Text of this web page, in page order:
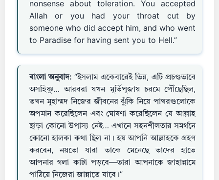
nonsense about toleration. You accepted
Allah or you had your throat cut by
someone who did accept him, and who went
to Paradise for having sent you to Hell.”
বাংলা অনুবাদ: “ইসলাম একেবারেই ভিন্ন, এটি প্রচণ্ডভাবে
অসহিষ্ণু… আরবরা যখন মূর্তিপূজায় চরমে পৌঁছেছিল,
তখন মুহাম্মদ নিজের জীবনের ঝুঁকি নিয়ে পাথরগুলোকে
অপমান করেছিলেন এবং ঘোষণা করেছিলেন যে আল্লাহ
ছাড়া কোনো উপাস্য নেই… এখানে সহনশীলতার সমর্থনে
কোনো হালকা কথা ছিল না। হয় আপনি আল্লাহকে গ্রহণ
করবেন, নয়তো যারা তাকে মেনেছে তাদের হাতে
আপনার গলা কাটা পড়বে—তারা আপনাকে জাহান্নামে
পাঠিয়ে নিজেরা জান্নাতে যাবে।”